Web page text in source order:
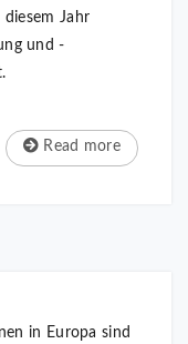
Jahr
und -
Read more
in Europa sind